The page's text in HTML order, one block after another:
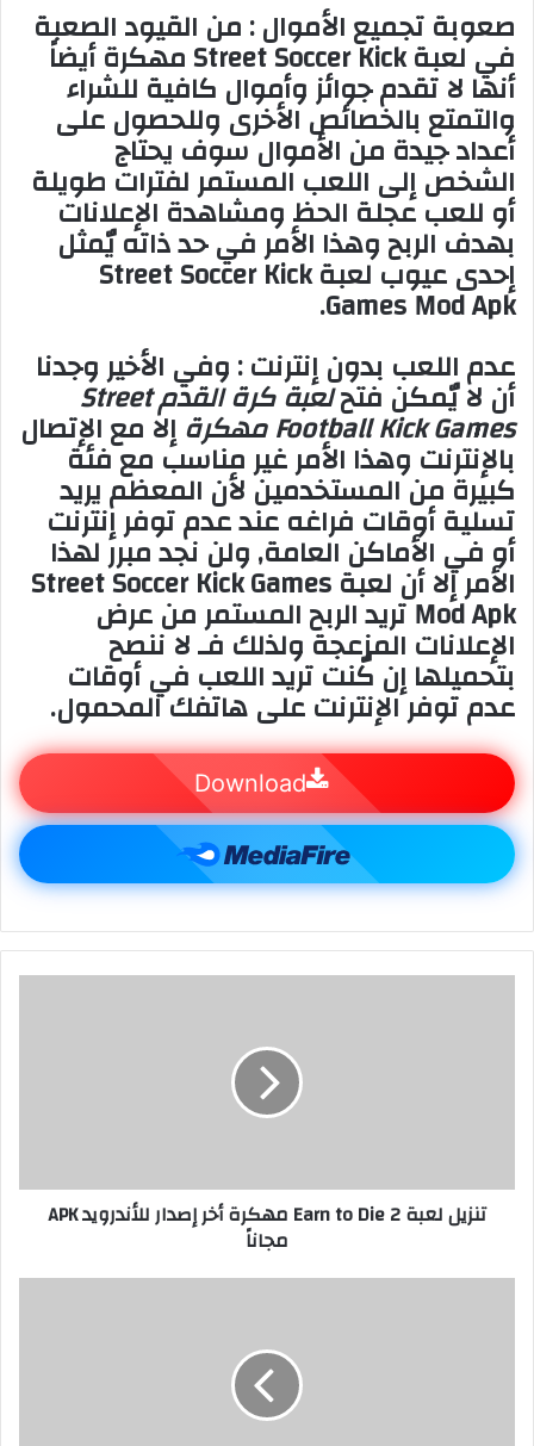
صعوبة تجميع الأموال : من القيود الصعبة
في لعبة Street Soccer Kick مهكرة أيضاً
أنها لا تقدم جوائز وأموال كافية للشراء
والتمتع بالخصائص الأخرى وللحصول على
أعداد جيدة من الأموال سوف يحتاج
الشخص إلى اللعب المستمر لفترات طويلة
أو للعب عجلة الحظ ومشاهدة الإعلانات
بهدف الربح وهذا الأمر في حد ذاته يٌمثل
إحدى عيوب لعبة Street Soccer Kick
Games Mod Apk.
عدم اللعب بدون إنترنت : وفي الأخير وجدنا
أن لا يٌمكن فتح لعبة كرة القدم Street
Football Kick Games مهكرة إلا مع الإتصال
بالإنترنت وهذا الأمر غير مناسب مع فئة
كبيرة من المستخدمين لأن المعظم يريد
تسلية أوقات فراغه عند عدم توفر إنترنت
أو في الأماكن العامة, ولن نجد مبرر لهذا
الأمر إلا أن لعبة Street Soccer Kick Games
Mod Apk تريد الربح المستمر من عرض
الإعلانات المزعجة ولذلك فـ لا ننصح
بتحميلها إن كٌنت تريد اللعب في أوقات
عدم توفر الإنترنت على هاتفك المحمول.
Download
تنزيل لعبة Earn to Die 2 مهكرة أخر إصدار للأندرويد APK
مجاناً